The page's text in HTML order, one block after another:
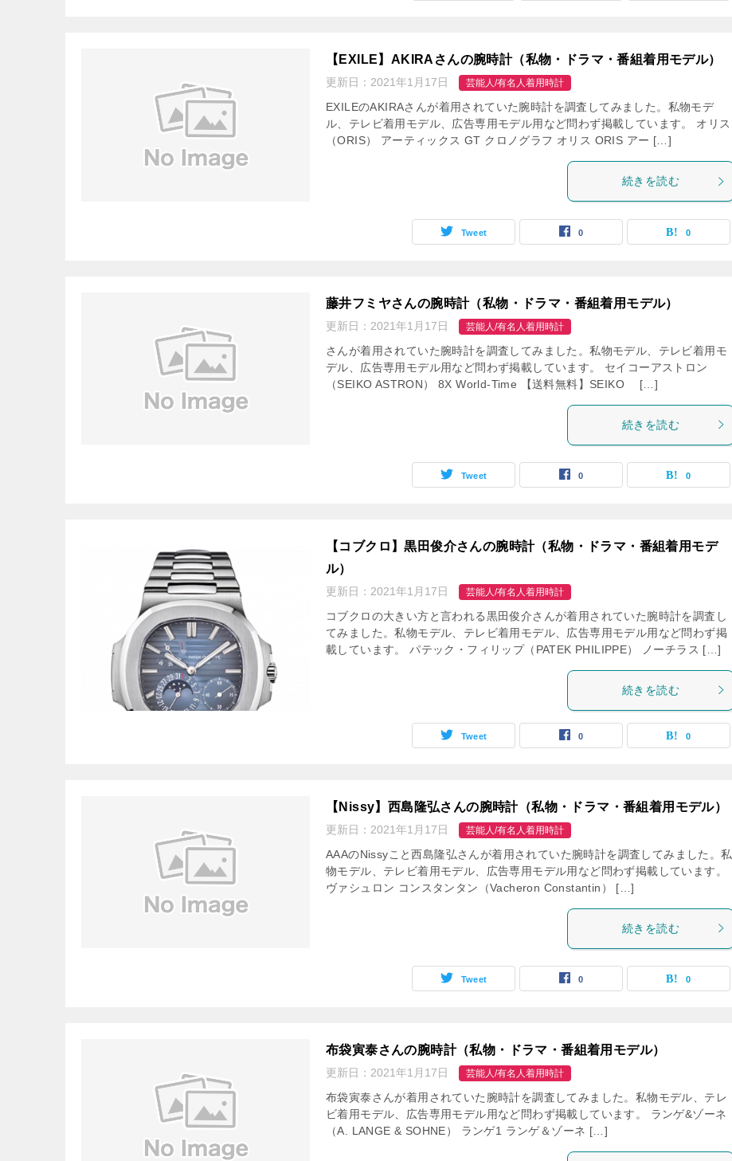
【EXILE】AKIRAさんの腕時計（私物・ドラマ・番組着用モデル）
更新日： 2021年1月17日 芸能人/有名人着用時計
EXILEのAKIRAさんが着用されていた腕時計を調査してみました。私物モデ
ル、テレビ着用モデル、広告専用モデル用など問わず掲載しています。 オリス
（ORIS） アーティックス GT クロノグラフ オリス ORIS アー […]
続きを読む
Tweet 0 0
藤井フミヤさんの腕時計（私物・ドラマ・番組着用モデル）
更新日： 2021年1月17日 芸能人/有名人着用時計
さんが着用されていた腕時計を調査してみました。私物モデル、テレビ着用モ
デル、広告専用モデル用など問わず掲載しています。 セイコーアストロン
（SEIKO ASTRON） 8X World-Time 【送料無料】SEIKO […]
続きを読む
Tweet 0 0
【コブクロ】黒田俊介さんの腕時計（私物・ドラマ・番組着用モデ
ル）
更新日： 2021年1月17日 芸能人/有名人着用時計
コブクロの大きい方と言われる黒田俊介さんが着用されていた腕時計を調査し
てみました。私物モデル、テレビ着用モデル、広告専用モデル用など問わず掲
載しています。 パテック・フィリップ（PATEK PHILIPPE） ノーチラス […]
続きを読む
Tweet 0 0
【Nissy】西島隆弘さんの腕時計（私物・ドラマ・番組着用モデル）
更新日： 2021年1月17日 芸能人/有名人着用時計
AAAのNissyこと西島隆弘さんが着用されていた腕時計を調査してみました。私
物モデル、テレビ着用モデル、広告専用モデル用など問わず掲載しています。
ヴァシュロン コンスタンタン（Vacheron Constantin） […]
続きを読む
Tweet 0 0
布袋寅泰さんの腕時計（私物・ドラマ・番組着用モデル）
更新日： 2021年1月17日 芸能人/有名人着用時計
布袋寅泰さんが着用されていた腕時計を調査してみました。私物モデル、テレ
ビ着用モデル、広告専用モデル用など問わず掲載しています。 ランゲ&ゾーネ
（A. LANGE & SOHNE） ランゲ1 ランゲ＆ゾーネ […]